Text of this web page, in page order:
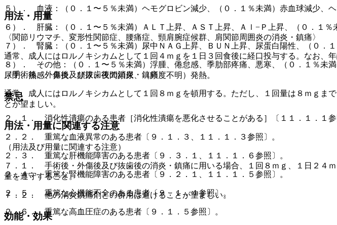
５）． 血液：（０．１〜５％未満）ヘモグロビン減少、（０．１％未満）赤血球減少、
６）． 肝臓：（０．１〜５％未満）ＡＬＴ上昇、ＡＳＴ上昇、Ａｌ−Ｐ上昇、（０．１％
７）． 腎臓：（０．１〜５％未満）尿中ＮＡＧ上昇、ＢＵＮ上昇、尿蛋白陽性、（０．
８）． その他：（０．１〜５％未満）浮腫、倦怠感、季肋部疼痛、悪寒、（０．１％未
尿閉、熱感、鼻炎、頻尿、夜間頻尿、（頻度不明）発熱。
禁忌
２．１． 消化性潰瘍のある患者［消化性潰瘍を悪化させることがある］〔１１．１．１参
２．２． 重篤な血液異常のある患者〔９．１．３、１１．１．３参照〕。
２．３． 重篤な肝機能障害のある患者〔９．３．１、１１．１．６参照〕。
２．４． 重篤な腎機能障害のある患者〔９．２．１、１１．１．５参照〕。
２．５． 重篤な心機能不全のある患者〔９．１．４参照〕。
２．６． 重篤な高血圧症のある患者〔９．１．５参照〕。
用法・用量
〈関節リウマチ、変形性関節症、腰痛症、頸肩腕症候群、肩関節周囲炎の消炎・鎮痛〉
通常、成人にはロルノキシカムとして１回４ｍｇを１日３回食後に経口投与する。なお、
〈手術後、外傷後及び抜歯後の消炎・鎮痛〉
通常、成人にはロルノキシカムとして１回８ｍｇを頓用する。ただし、１回量は８ｍｇま
とが望ましい。
用法・用量に関連する注意
（用法及び用量に関連する注意）
７．１． 手術後・外傷後及び抜歯後の消炎・鎮痛に用いる場合、１回８ｍｇ、１日２４
量を遵守すること。
７．２． 他の消炎鎮痛剤との併用は避けることが望ましい。
効能・効果